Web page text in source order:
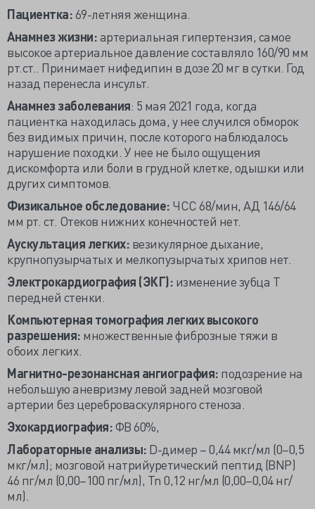
Пациентка:69-летняя женщина.
Анамнез жизни:артериальная гипертензия, самое
высокое артериальное давление составляло 160/90 мм
рт.ст.. Принимает нифедипин в дозе 20 мг в сутки. Год
назад перенесла инсульт.
Анамнез заболевания: 5 мая 2021 года, когда
пациентка находилась дома, у нее случился обморок
без видимых причин, после которого наблюдалось
нарушение походки. У нее не было ощущения
дискомфорта или боли в грудной клетке, одышки или
других симптомов.
Физикальное обследование: ЧСС 68/мин, АД 146/64
мм рт. ст. Отеков нижних конечностей нет.
Аускультация легких: везикулярное дыхание,
крупнопузырчатых и мелкопузырчатых хрипов нет.
Электрокардиография (ЭКГ): изменение зубца Т
передней стенки.
Компьютерная томография легких высокого
разрешения: множественные фиброзные тяжи в
обоих легких.
Магнитно-резонансная ангиография: подозрение на
небольшую аневризму левой задней мозговой
артерии без цереброваскулярного стеноза.
Эхокардиография:ФВ 60%,
Лабораторные анализы: D-димер – 0,44 мкг/мл (0–0,5
мкг/мл); мозговой натрийуретический пептид (BNP)
46 пг/мл (0,00–100 пг/мл), Tn 0,12 нг/мл (0,00–0,04 нг/
мл).